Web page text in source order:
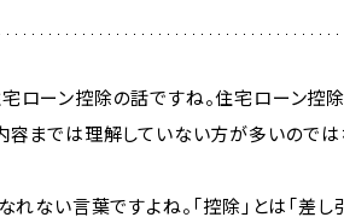
ローン控除の話ですね。住宅ローン控
までは理解していない方が多いのでは
ない言葉ですよね。「控除」とは「差し